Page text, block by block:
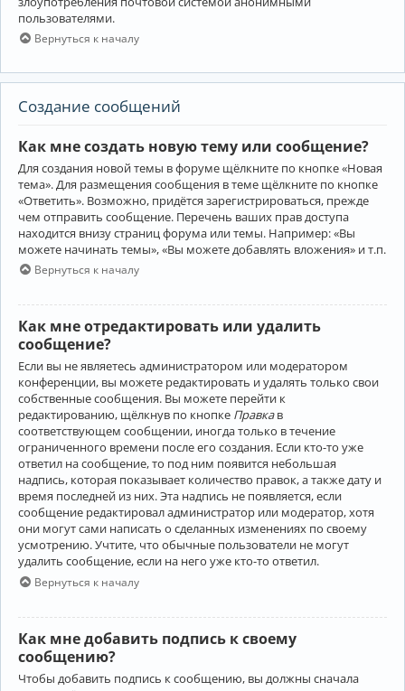
пользователями.
Вернуться к началу
Создание сообщений
Как мне создать новую тему или сообщение?
Для создания новой темы в форуме щёлкните по кнопке «Новая
тема». Для размещения сообщения в теме щёлкните по кнопке
«Ответить». Возможно, придётся зарегистрироваться, прежде
чем отправить сообщение. Перечень ваших прав доступа
находится внизу страниц форума или темы. Например: «Вы
можете начинать темы», «Вы можете добавлять вложения» и т.п.
Вернуться к началу
Как мне отредактировать или удалить
сообщение?
Если вы не являетесь администратором или модератором
конференции, вы можете редактировать и удалять только свои
собственные сообщения. Вы можете перейти к
редактированию, щёлкнув по кнопке Правкав
соответствующем сообщении, иногда только в течение
ограниченного времени после его создания. Если кто-то уже
ответил на сообщение, то под ним появится небольшая
надпись, которая показывает количество правок, а также дату и
время последней из них. Эта надпись не появляется, если
сообщение редактировал администратор или модератор, хотя
они могут сами написать о сделанных изменениях по своему
усмотрению. Учтите, что обычные пользователи не могут
удалить сообщение, если на него уже кто-то ответил.
Вернуться к началу
Как мне добавить подпись к своему
сообщению?
Чтобы добавить подпись к сообщению, вы должны сначала